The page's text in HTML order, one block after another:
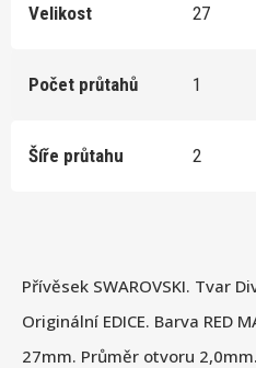
Přívěsek SWAROVSKI. Tvar
Originální EDICE. Barva RED
27mm. Průměr otvoru 2,0mm.
Velikost 27
Počet průtahů 1
Šíře průtahu 2